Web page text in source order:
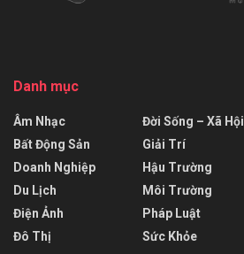
Danh mục
Âm Nhạc
Bất Động Sản
Doanh Nghiệp
Du Lịch
Điện Ảnh
Đô Thị
Đời Sống – Xã Hội
Giải Trí
Hậu Trường
Môi Trường
Pháp Luật
Sức Khỏe